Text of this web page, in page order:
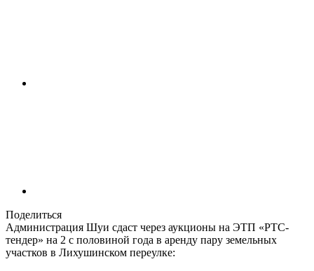
Поделиться
Администрация Шуи сдаст через аукционы на ЭТП «РТС-
тендер» на 2 с половиной года в аренду пару земельных
участков в Лихушинском переулке: